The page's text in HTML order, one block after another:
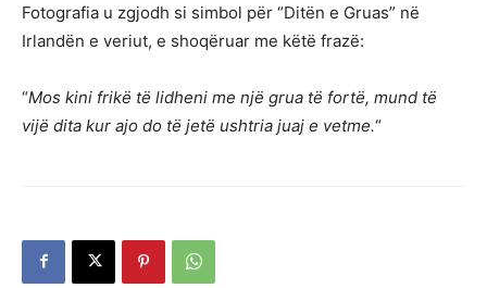
Fotografia u zgjodh si simbol për “Ditën e Gruas” në
Irlandën e veriut, e shoqëruar me këtë frazë:
“Mos kini frikë të lidheni me një grua të fortë, mund të
vijë dita kur ajo do të jetë ushtria juaj e vetme.“